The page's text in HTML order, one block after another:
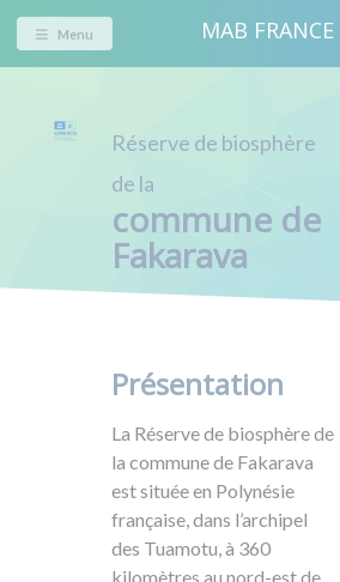
Menu MAB FRANCE
Réserve de biosphère
de la
commune de
Fakarava
Présentation
La Réserve de biosphère de
la commune de Fakarava
est située en Polynésie
française, dans l’archipel
des Tuamotu, à 360
kilomètres au nord-est de